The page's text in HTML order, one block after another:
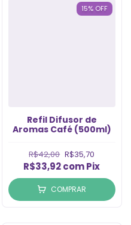
15% OFF
Refil Difusor de
Aromas Café (500ml)
R$42,00 R$35,70
R$33,92comPix
COMPRAR